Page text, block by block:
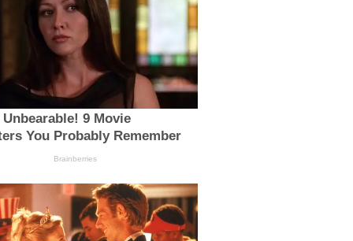
9 Movie
You Probably Remember
Brainberries